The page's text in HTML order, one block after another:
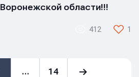
области!!!
412 1
… 14